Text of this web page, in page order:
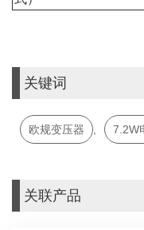
关键词
欧规变压器 7.2W
关联产品